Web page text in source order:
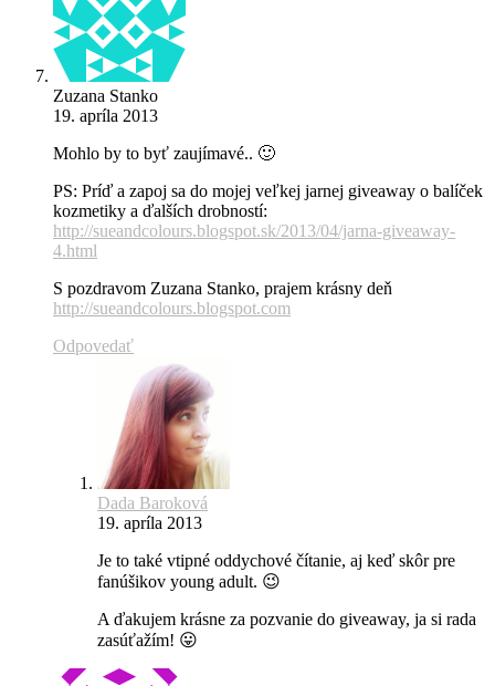
Zuzana Stanko
19. apríla 2013
Mohlo by to byť zaujímavé.. 🙂
PS: Príď a zapoj sa do mojej veľkej jarnej giveaway o balíček
kozmetiky a ďalších drobností:
http://sueandcolours.blogspot.sk/2013/04/jarna-giveaway-
4.html
S pozdravom Zuzana Stanko, prajem krásny deň
http://sueandcolours.blogspot.com
Odpovedať
Dada Baroková
19. apríla 2013
Je to také vtipné oddychové čítanie, aj keď skôr pre
fanúšikov young adult. 😉
A ďakujem krásne za pozvanie do giveaway, ja si rada
zasúťažím! 😛